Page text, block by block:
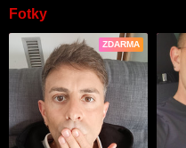
Fotky
ZDARMA